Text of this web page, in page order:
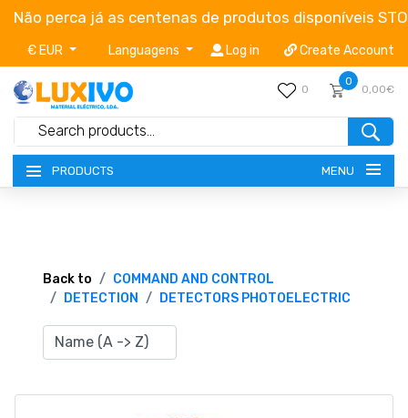
Não perca já as centenas de produtos disponíveis
€ EUR Languagens Log in Create Account
0
0
0,00€
PRODUCTS MENU
TERMS OF SERVICE
Back to
COMMAND AND CONTROL
DETECTION
DETECTORS PHOTOELECTRIC